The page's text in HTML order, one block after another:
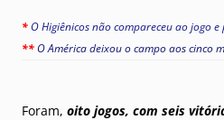
*O Higiênicos não compareceu ao jogo
**O América deixou o campo aos cinco
Foram, oito jogos, com seis